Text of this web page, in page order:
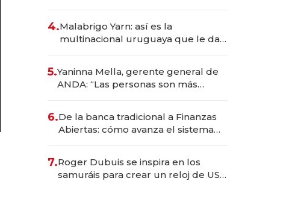
4.Malabrigo Yarn: así es la
multinacional uruguaya que le da
5.Yaninna Mella, gerente general de
ANDA: “Las personas son más
6.De la banca tradicional a Finanzas
Abiertas: cómo avanza el sistema
7.Roger Dubuis se inspira en los
samuráis para crear un reloj de US$